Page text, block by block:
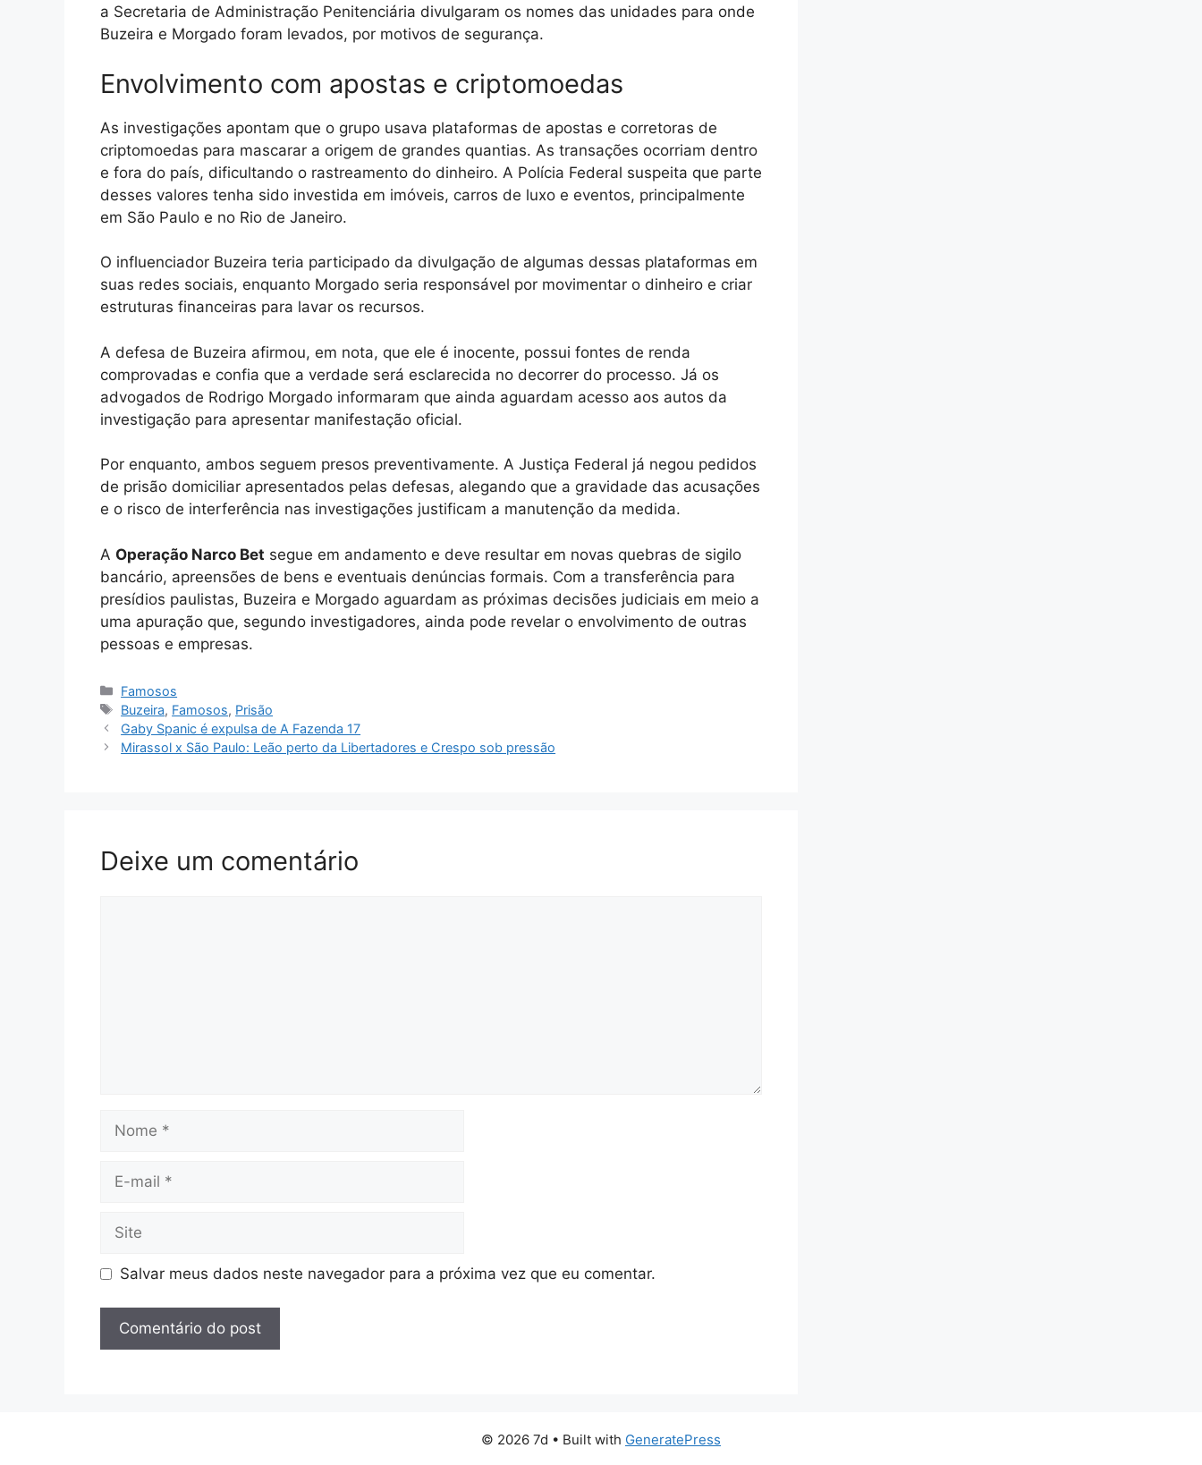
a Secretaria de Administração Penitenciária divulgaram os nomes das unidades para onde
Buzeira e Morgado foram levados, por motivos de segurança.
Envolvimento com apostas e criptomoedas
As investigações apontam que o grupo usava plataformas de apostas e corretoras de
criptomoedas para mascarar a origem de grandes quantias. As transações ocorriam dentro
e fora do país, dificultando o rastreamento do dinheiro. A Polícia Federal suspeita que parte
desses valores tenha sido investida em imóveis, carros de luxo e eventos, principalmente
em São Paulo e no Rio de Janeiro.
O influenciador Buzeira teria participado da divulgação de algumas dessas plataformas em
suas redes sociais, enquanto Morgado seria responsável por movimentar o dinheiro e criar
estruturas financeiras para lavar os recursos.
A defesa de Buzeira afirmou, em nota, que ele é inocente, possui fontes de renda
comprovadas e confia que a verdade será esclarecida no decorrer do processo. Já os
advogados de Rodrigo Morgado informaram que ainda aguardam acesso aos autos da
investigação para apresentar manifestação oficial.
Por enquanto, ambos seguem presos preventivamente. A Justiça Federal já negou pedidos
de prisão domiciliar apresentados pelas defesas, alegando que a gravidade das acusações
e o risco de interferência nas investigações justificam a manutenção da medida.
A Operação Narco Bet segue em andamento e deve resultar em novas quebras de sigilo
bancário, apreensões de bens e eventuais denúncias formais. Com a transferência para
presídios paulistas, Buzeira e Morgado aguardam as próximas decisões judiciais em meio a
uma apuração que, segundo investigadores, ainda pode revelar o envolvimento de outras
pessoas e empresas.
Categorias
Famosos
Tags
Buzeira, Famosos, Prisão
Gaby Spanic é expulsa de A Fazenda 17
Mirassol x São Paulo: Leão perto da Libertadores e Crespo sob pressão
Deixe um comentário
mail
Salvar meus dados neste navegador para a próxima vez que eu comentar.
© 2026 7d • Built with GeneratePress